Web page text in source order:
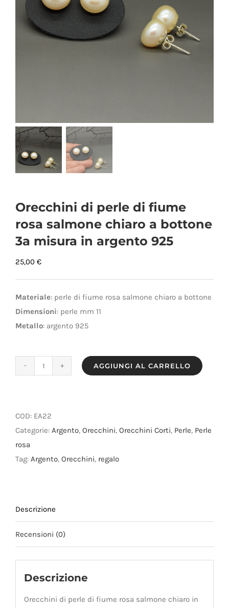
CONTATTI
Orecchini di perle di fiume
rosa salmone chiaro a bottone
3a misura in argento 925
25,00 €
Materiale: perle di fiume rosa salmone chiaro a bottone
Dimensioni: perle mm 11
Metallo: argento 925
di
fiume
salmone
misura
argento
AGGIUNGI AL CARRELLO
COD: EA22
Categorie: Argento, Orecchini, Orecchini Corti, Perle, Perle
rosa
Tag: Argento, Orecchini, regalo
Descrizione
Recensioni (0)
Descrizione
Orecchini di perle di fiume rosa salmone chiaro in